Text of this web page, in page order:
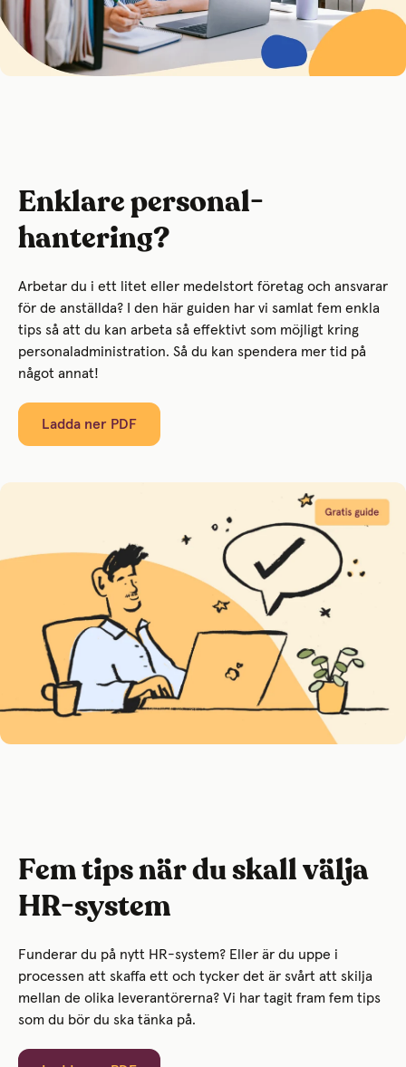
Enklare personal­­
hantering?
Arbetar du i ett litet eller medelstort företag och ansvarar
för de anställda? I den här guiden har vi samlat fem enkla
tips så att du kan arbeta så effektivt som möjligt kring
personaladministration. Så du kan spendera mer tid på
något annat!
Ladda ner PDF
Fem tips när du skall välja
HR-system
Funderar du på nytt HR-system? Eller är du uppe i
processen att skaffa ett och tycker det är svårt att skilja
mellan de olika leverantörerna? Vi har tagit fram fem tips
som du bör du ska tänka på.